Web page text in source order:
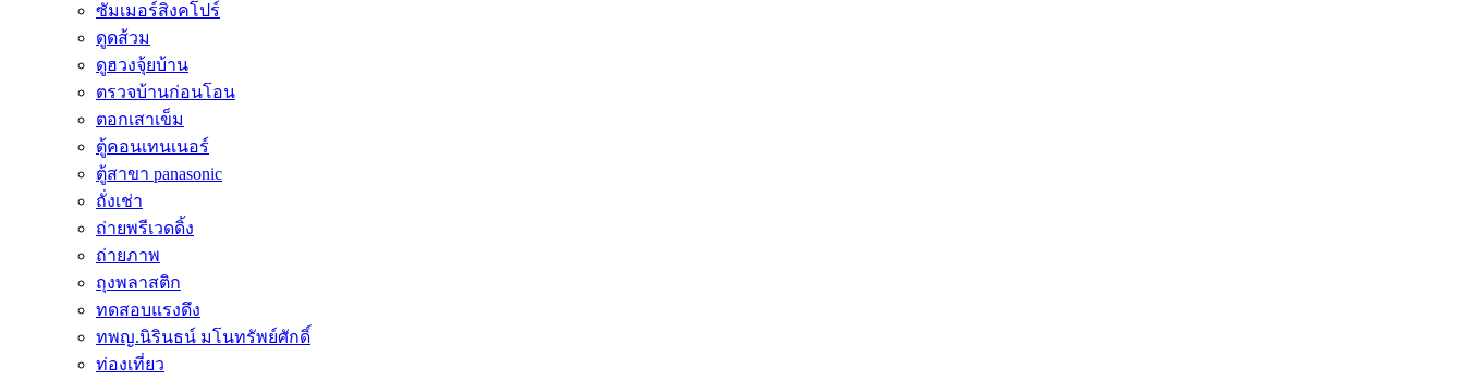
ซัมเมอร์สิงคโปร์
ดูดส้วม
ดูฮวงจุ้ยบ้าน
ตรวจบ้านก่อนโอน
ตอกเสาเข็ม
ตู้คอนเทนเนอร์
ตู้สาขา panasonic
ถั่งเช่า
ถ่ายพรีเวดดิ้ง
ถ่ายภาพ
ถุงพลาสติก
ทดสอบแรงดึง
ทพญ.นิรินธน์ มโนทรัพย์ศักดิ์
ท่องเที่ยว